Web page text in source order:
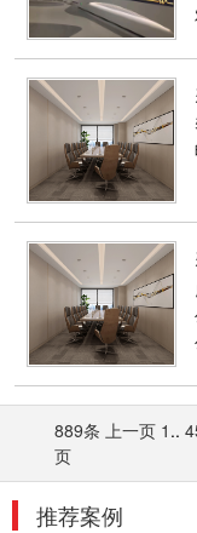
889条 上一页 1 ..
页
推荐案例
的